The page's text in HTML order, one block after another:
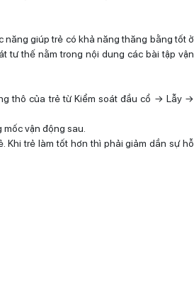
năng giúp trẻ có khả năng thăng bằng tốt ở
tư thế nằm trong nội dung các bài tập vận
thô của trẻ từ Kiểm soát đầu cổ → Lẫy →
vận động sau.
Khi trẻ làm tốt hơn thì phải giảm dần sự hỗ